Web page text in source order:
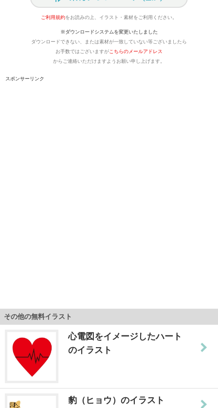
ご利用規約をお読みの上、イラスト・素材をご利用ください。
※ダウンロードシステムを変更いたしました
ダウンロードできない、または素材が一致していない等ございましたら
お手数ではございますがこちらのメールアドレス
からご連絡いただけますようお願い申し上げます。
スポンサーリンク
その他の無料イラスト
心電図をイメージしたハート
のイラスト
豹（ヒョウ）のイラスト